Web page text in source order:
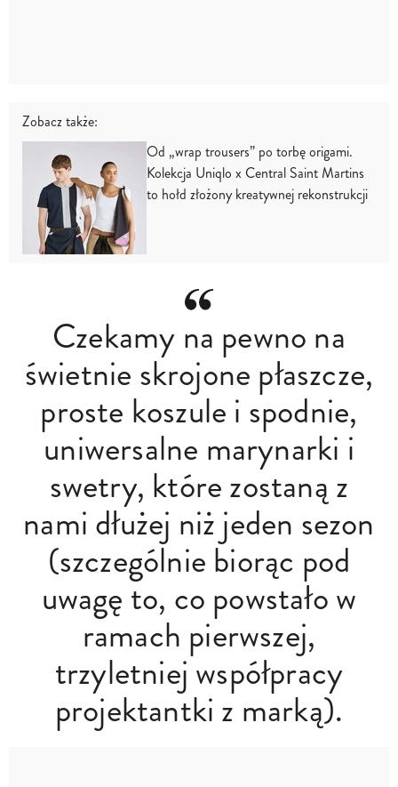
Zobacz także:
Od „wrap trousers” po torbę origami.
Kolekcja Uniqlo x Central Saint Martins
to hołd złożony kreatywnej rekonstrukcji
Czekamy na pewno na
świetnie skrojone płaszcze,
proste koszule i spodnie,
uniwersalne marynarki i
swetry, które zostaną z
nami dłużej niż jeden sezon
(szczególnie biorąc pod
uwagę to, co powstało w
ramach pierwszej,
trzyletniej współpracy
projektantki z marką).